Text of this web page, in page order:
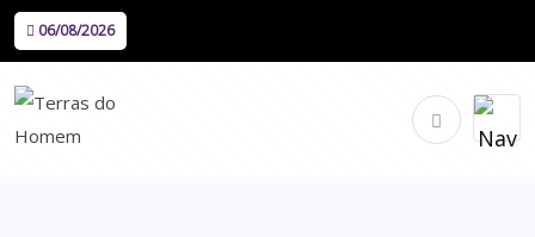
06/08/2026